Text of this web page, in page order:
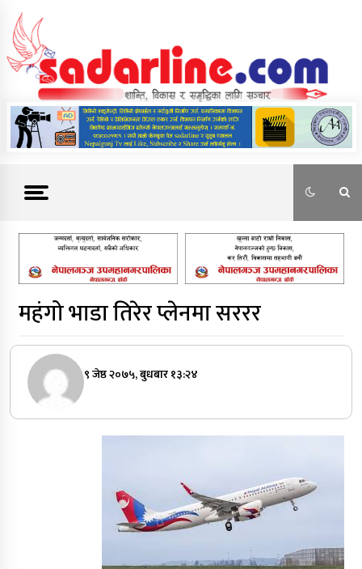
content
News For Nepal
महंगो भाडा तिरेर प्लेनमा सररर
९ जेष्ठ २०७५, बुधबार १३:२४